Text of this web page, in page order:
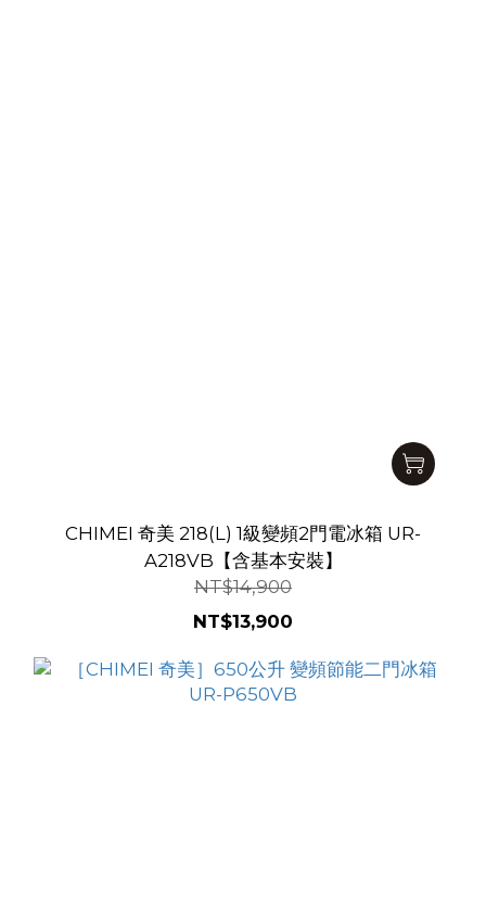
CHIMEI 奇美 218(L) 1級變頻2門電冰箱 UR-
A218VB【含基本安裝】
NT$14,900
NT$13,900